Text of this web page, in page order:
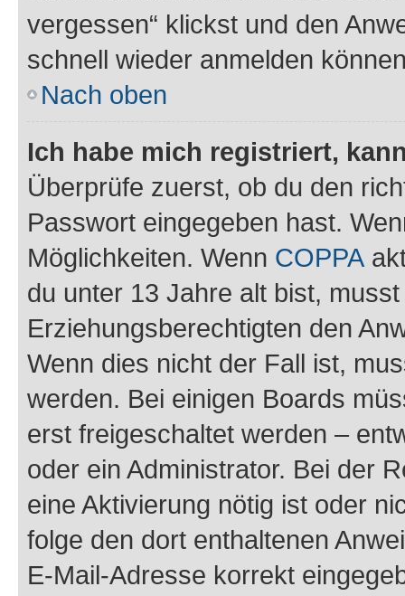
vergessen“ klickst und den
schnell wieder anmelden
Nach oben
Ich habe mich registriert,
Überprüfe zuerst, ob du den
Passwort eingegeben hast.
Möglichkeiten. Wenn COPPA
du unter 13 Jahre alt bist,
Erziehungsberechtigten den
Wenn dies nicht der Fall ist,
werden. Bei einigen Boards
erst freigeschaltet werden –
oder ein Administrator. Bei der
eine Aktivierung nötig ist oder
folge den dort enthaltenen
E-Mail-Adresse korrekt